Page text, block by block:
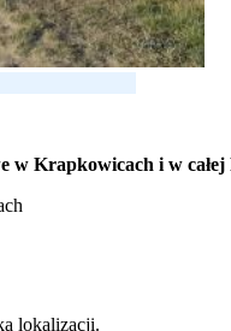
w Krapkowicach i w całej
lokalizacji.